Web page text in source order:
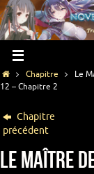
Chapitre
Le
12 – Chapitre 2
Chapitre
précédent
Le Maître